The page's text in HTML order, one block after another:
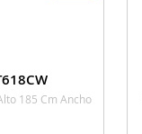
185 Cm Ancho